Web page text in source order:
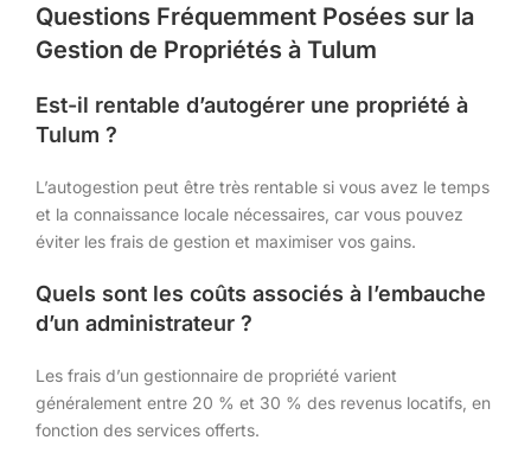
Questions Fréquemment Posées sur la
Gestion de Propriétés à Tulum
Est-il rentable d’autogérer une propriété à
Tulum ?
L’autogestion peut être très rentable si vous avez le temps
et la connaissance locale nécessaires, car vous pouvez
éviter les frais de gestion et maximiser vos gains.
Quels sont les coûts associés à l’embauche
d’un administrateur ?
Les frais d’un gestionnaire de propriété varient
généralement entre 20 % et 30 % des revenus locatifs, en
fonction des services offerts.